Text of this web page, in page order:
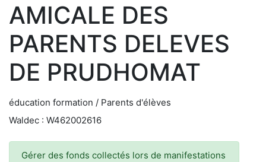
AMICALE DES
PARENTS DELEVES
DE PRUDHOMAT
éducation formation / Parents d'élèves
Waldec : W462002616
Gérer des fonds collectés lors de manifestations